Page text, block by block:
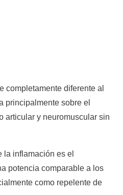
completamente diferente al
principalmente sobre el
articular y neuromuscular sin
inflamación es el
potencia comparable a los
como repelente de